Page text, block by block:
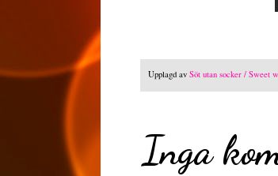
Upplagd av Söt utan socker / Sweet
Inga